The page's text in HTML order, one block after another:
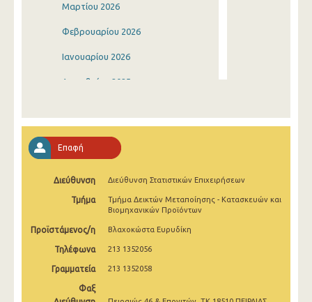
Μαρτίου 2026
Φεβρουαρίου 2026
Ιανουαρίου 2026
Δεκεμβρίου 2025
Σεπτεμβρίου 2025
Αυγούστου 2025
Ιουλίου 2025
Ιουνίου 2025
Απριλίου 2025
Επαφή
Διεύθυνση Διεύθυνση Στατιστικών Επιχειρήσεων
Τμήμα
Τμήμα Δεικτών Μεταποίησης - Κατασκευών και
Βιομηχανικών Προϊόντων
Προϊστάμενος/η Βλαχοκώστα Ευρυδίκη
Τηλέφωνα 213 1352056
Γραμματεία 213 1352058
Φαξ